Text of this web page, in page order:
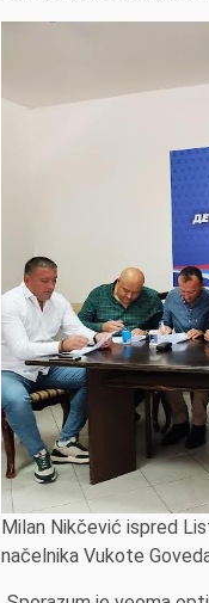
Milan Nikčević ispred
načelnika Vukote